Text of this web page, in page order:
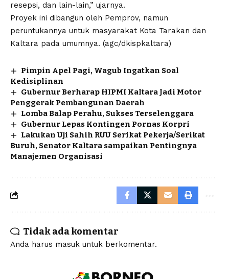
resepsi, dan lain-lain,” ujarnya.
Proyek ini dibangun oleh Pemprov, namun
peruntukannya untuk masyarakat Kota Tarakan dan
Kaltara pada umumnya. (agc/dkispkaltara)
Pimpin Apel Pagi, Wagub Ingatkan Soal
Kedisiplinan
Gubernur Berharap HIPMI Kaltara Jadi Motor
Penggerak Pembangunan Daerah
Lomba Balap Perahu, Sukses Terselenggara
Gubernur Lepas Kontingen Pornas Korpri
Lakukan Uji Sahih RUU Serikat Pekerja/Serikat
Buruh, Senator Kaltara sampaikan Pentingnya
Manajemen Organisasi
Tidak ada komentar
Anda harus masuk untuk berkomentar.